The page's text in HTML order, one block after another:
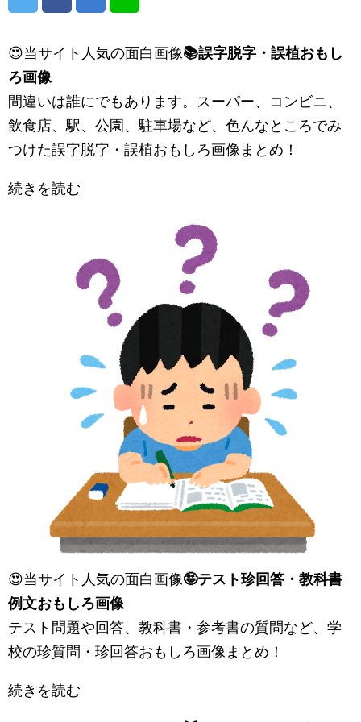
😍当サイト人気の面白画像📚誤字脱字・誤植おもし
ろ画像
間違いは誰にでもあります。スーパー、コンビニ、
飲食店、駅、公園、駐車場など、色んなところでみ
つけた誤字脱字・誤植おもしろ画像まとめ！
続きを読む
😍当サイト人気の面白画像🤪テスト珍回答・教科書
例文おもしろ画像
テスト問題や回答、教科書・参考書の質問など、学
校の珍質問・珍回答おもしろ画像まとめ！
続きを読む